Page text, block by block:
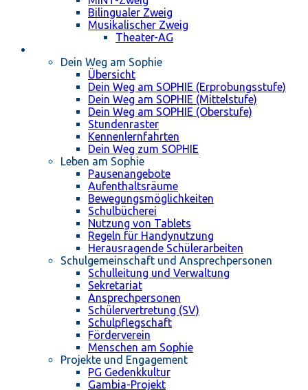
Bilingualer Zweig
Musikalischer Zweig
Theater-AG
Dein Weg am Sophie
Übersicht
Dein Weg am SOPHIE (Erprobungsstufe)
Dein Weg am SOPHIE (Mittelstufe)
Dein Weg am SOPHIE (Oberstufe)
Stundenraster
Kennenlernfahrten
Dein Weg zum SOPHIE
Leben am Sophie
Pausenangebote
Aufenthaltsräume
Bewegungsmöglichkeiten
Schulbücherei
Nutzung von Tablets
Regeln für Handynutzung
Herausragende Schülerarbeiten
Schulgemeinschaft und Ansprechpersonen
Schulleitung und Verwaltung
Sekretariat
Ansprechpersonen
Schülervertretung (SV)
Schulpflegschaft
Förderverein
Menschen am Sophie
Projekte und Engagement
PG Gedenkkultur
Gambia-Projekt